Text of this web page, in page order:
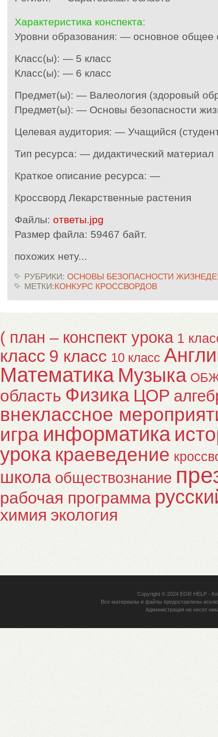
Характеристика конспекта:
Уровни образования: — основное общее
Класс(ы): — 5 класс
Класс(ы): — 6 класс
Предмет(ы): — Валеология (здоровый
Предмет(ы): — Основы безопасности
Целевая аудитория: — Учащийся
Тип ресурса: — дидактический материал
Краткое описание ресурса: —
Кроссворд Лекарственные растения
Файлы: ответы.jpg
Размер файла: 59467 байт.
похожих нету...
РУБРИКИ: ОСНОВЫ БЕЗОПАСНОСТИ
МЕТКИ:КОНКУРС КРОССВОРДОВ
( план – конспект урока 1
класс 9 класс 10 класс
Математика Музыка
область Физика ЦОР
внеклассное
игра информатика
урока краеведение
школа обществознание
рабочая программа
химия экология
Copyright © 2024 EOR HELP-
Все материалы и файлы предоставлены
Администрация не несет